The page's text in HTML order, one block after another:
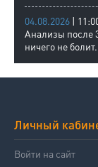
04.08.2026 |
Анализы после
ничего не болит.
Личный
Войти на сайт